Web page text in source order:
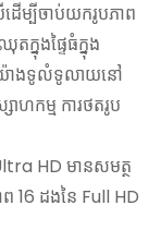
ើម្បីចាប់យករូបភាព
ក្នុងផ្ទៃធំក្នុង
យ៉ាងទូលំទូលាយនៅ
ហកម្ម ការថតរូប
HD មានសមត្ថ
16 ដងនៃ Full HD